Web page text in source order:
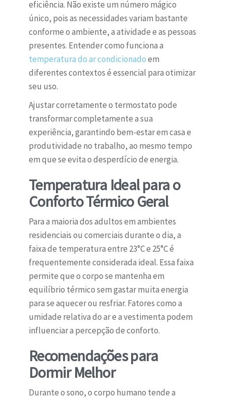
eficiência. Não existe um número mágico
único, pois as necessidades variam bastante
conforme o ambiente, a atividade e as pessoas
presentes. Entender como funciona a
temperatura do ar condicionadoem
diferentes contextos é essencial para otimizar
seu uso.
Ajustar corretamente o termostato pode
transformar completamente a sua
experiência, garantindo bem-estar em casa e
produtividade no trabalho, ao mesmo tempo
em que se evita o desperdício de energia.
Temperatura Ideal para o
Conforto Térmico Geral
Para a maioria dos adultos em ambientes
residenciais ou comerciais durante o dia, a
faixa de temperatura entre 23°C e 25°C é
frequentemente considerada ideal. Essa faixa
permite que o corpo se mantenha em
equilíbrio térmico sem gastar muita energia
para se aquecer ou resfriar. Fatores como a
umidade relativa do ar e a vestimenta podem
influenciar a percepção de conforto.
Recomendações para
Dormir Melhor
Durante o sono, o corpo humano tende a